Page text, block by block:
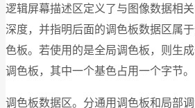
逻辑屏幕描述区定义了与图像数据相
深度，并指明后面的调色板数据区属
色板。若使用的是全局调色板，则生
调色板，其中一个基色占用一个字节。
调色板数据区。分通用调色板和局部